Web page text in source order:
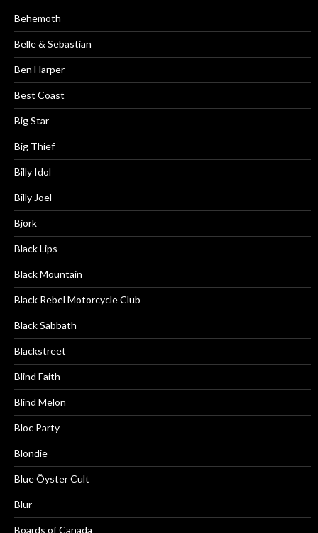
Behemoth
Belle & Sebastian
Ben Harper
Best Coast
Big Star
Big Thief
Billy Idol
Billy Joel
Björk
Black Lips
Black Mountain
Black Rebel Motorcycle Club
Black Sabbath
Blackstreet
Blind Faith
Blind Melon
Bloc Party
Blondie
Blue Öyster Cult
Blur
Boards of Canada